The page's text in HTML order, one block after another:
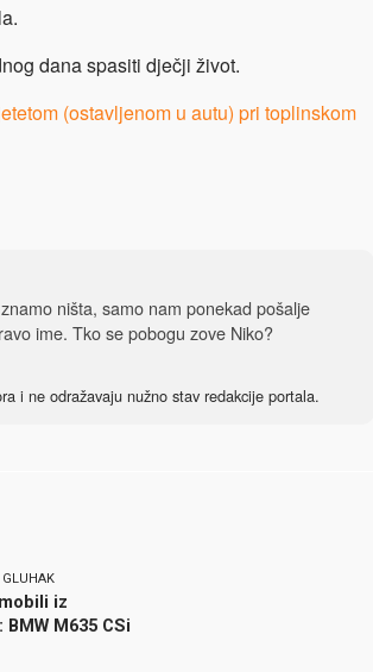
dana spasiti dječji život.
(ostavljenom u autu) pri toplinskom
ništa, samo nam ponekad pošalje
ime. Tko se pobogu zove Niko?
i ne odražavaju nužno stav redakcije portala.
GLUHAK
iz
M635 CSi